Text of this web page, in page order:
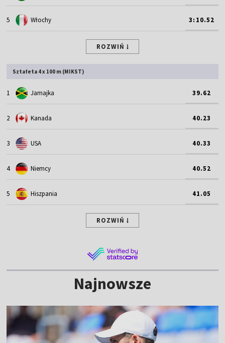
5 Włochy 3:10.52
ROZWIŃ
Sztafeta 4 x 100 m (MIKST)
1 Jamajka 39.62
2 Kanada 40.23
3 USA 40.33
4 Niemcy 40.52
5 Hiszpania 41.05
ROZWIŃ
Najnowsze